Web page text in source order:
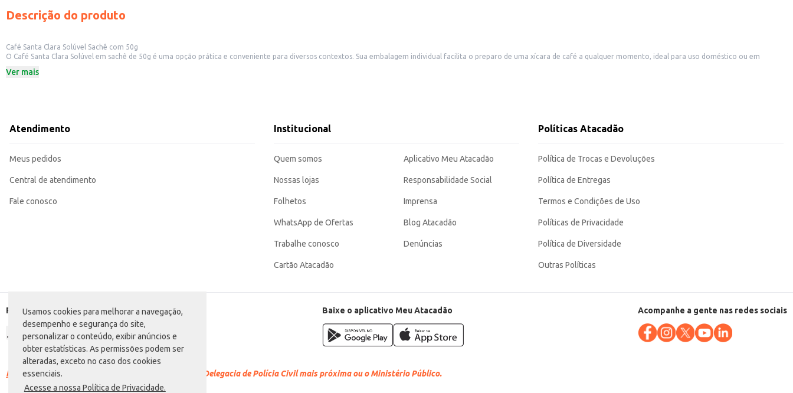
Usamos cookies para melhorar a navegação,
desempenho e segurança do site,
personalizar o conteúdo, exibir anúncios e
obter estatísticas. As permissões podem ser
alteradas, exceto no caso dos cookies
essenciais.
Acesse a nossa Política de Privacidade.
Descrição do produto
Café Santa Clara Solúvel Sachê com 50g
O Café Santa Clara Solúvel em sachê de 50g é uma opção prática e conveniente para diversos contextos. Sua embalagem individual facilita o preparo de uma xícara de café a qualquer momento, ideal para uso doméstico ou em
mercearias.
O Café Santa Clara Solúvel em sachê oferece praticidade e conveniência sem abrir mão da qualidade, tornando-se uma escolha eficiente para o consumo doméstico e para revenda em diversos tipos de estabelecimentos comerciais.
Marca: Santa Clara
Categoria: Café solúvel
EAN: 7896224800716
Ver mais
Atendimento
Meus pedidos
Central de atendimento
Fale conosco
Institucional
Quem somos
Nossas lojas
Folhetos
WhatsApp de Ofertas
Trabalhe conosco
Cartão Atacadão
Aplicativo Meu Atacadão
Responsabilidade Social
Imprensa
Blog Atacadão
Denúncias
Políticas Atacadão
Política de Trocas e Devoluções
Política de Entregas
Termos e Condições de Uso
Políticas de Privacidade
Política de Diversidade
Outras Políticas
Formas de pagamento Baixe o aplicativo Meu Atacadão Acompanhe a gente nas redes sociais
Racismo é crime. Denuncie. Disque 100 ou procure a Delegacia de Polícia Civil mais próxima ou o Ministério Público.